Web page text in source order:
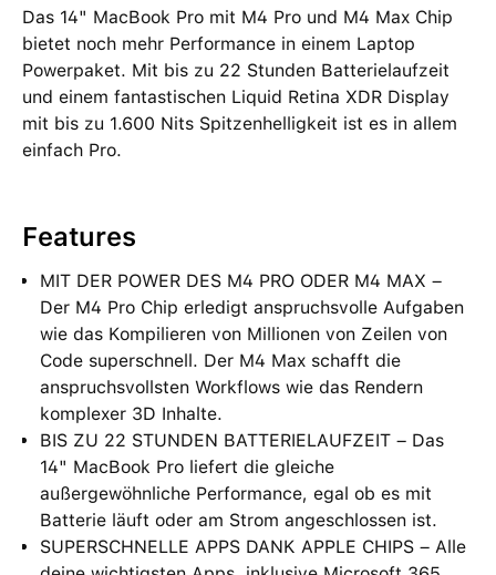
Das 14" MacBook Pro mit M4 Pro und M4 Max Chip
bietet noch mehr Performance in einem Laptop
Powerpaket. Mit bis zu 22 Stunden Batterielaufzeit
und einem fantastischen Liquid Retina XDR Display
mit bis zu 1.600 Nits Spitzenhelligkeit ist es in allem
einfach Pro.
Features
MIT DER POWER DES M4 PRO ODER M4 MAX –
Der M4 Pro Chip erledigt anspruchsvolle Aufgaben
wie das Kompilieren von Millionen von Zeilen von
Code superschnell. Der M4 Max schafft die
anspruchsvollsten Workflows wie das Rendern
komplexer 3D Inhalte.
BIS ZU 22 STUNDEN BATTERIELAUFZEIT – Das
14" MacBook Pro liefert die gleiche
außergewöhnliche Performance, egal ob es mit
Batterie läuft oder am Strom angeschlossen ist.
SUPERSCHNELLE APPS DANK APPLE CHIPS – Alle